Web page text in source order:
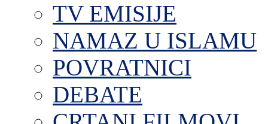
TV EMISIJE
NAMAZ U ISLAMU
POVRATNICI
DEBATE